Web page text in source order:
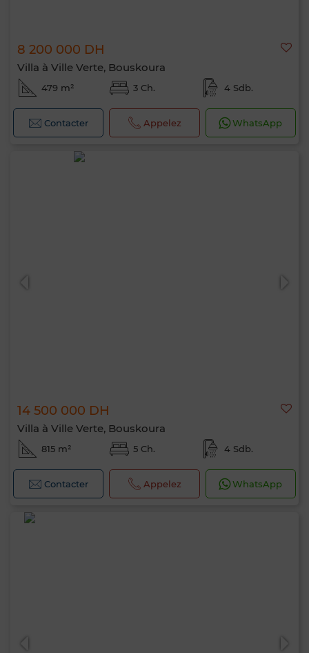
8 200 000 DH
Villa à Ville Verte, Bouskoura
479 m² 3 Ch. 4 Sdb.
Contacter Appelez WhatsApp
14 500 000 DH
Villa à Ville Verte, Bouskoura
815 m² 5 Ch. 4 Sdb.
Contacter Appelez WhatsApp